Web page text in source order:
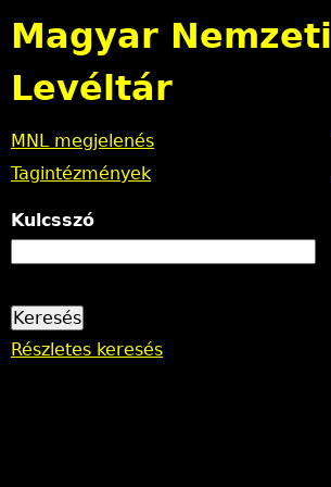
Jump to navigation
Magyar Nemzeti
Levéltár
Kulcsszó
Részletes keresés
MNL megjelenés
Tagintézmények